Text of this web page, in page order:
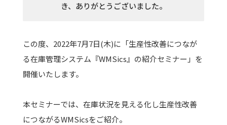
き、ありがとうございました。
この度、2022年7月7日(木)に「生産性改善につなが
る在庫管理システム『WMSics』の紹介セミナー」を
開催いたします。
本セミナーでは、在庫状況を見える化し生産性改善
につながるWMSicsをご紹介。